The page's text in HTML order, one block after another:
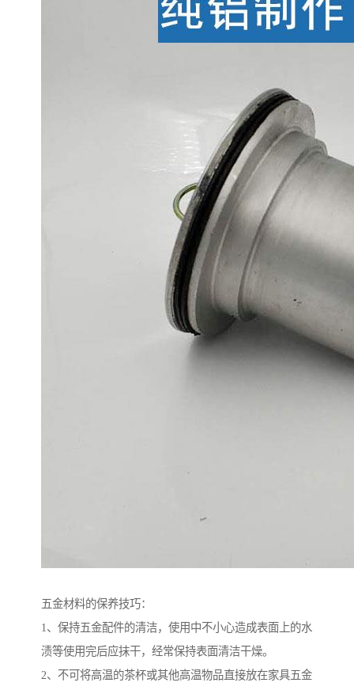
五金材料的保养技巧：
1、保持五金配件的清洁，使用中不小心造成表面上的水
渍等使用完后应抹干，经常保持表面清洁干燥。
2、不可将高温的茶杯或其他高温物品直接放在家具五金